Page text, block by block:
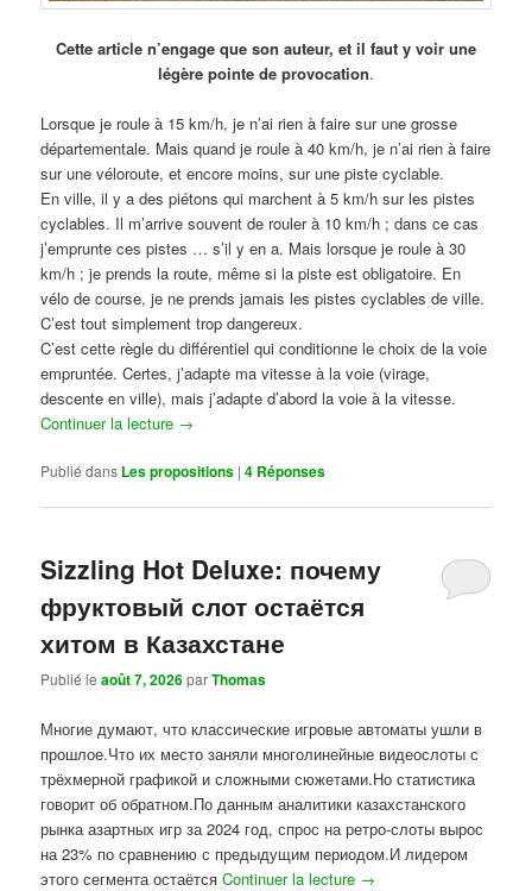
Cette article n’engage que son auteur, et il faut y voir une
légère pointe de provocation.
Lorsque je roule à 15 km/h, je n’ai rien à faire sur une grosse
départementale. Mais quand je roule à 40 km/h, je n’ai rien à faire
sur une véloroute, et encore moins, sur une piste cyclable.
En ville, il y a des piétons qui marchent à 5 km/h sur les pistes
cyclables. Il m’arrive souvent de rouler à 10 km/h ; dans ce cas
j’emprunte ces pistes … s’il y en a. Mais lorsque je roule à 30
km/h ; je prends la route, même si la piste est obligatoire. En
vélo de course, je ne prends jamais les pistes cyclables de ville.
C’est tout simplement trop dangereux.
C’est cette règle du différentiel qui conditionne le choix de la voie
empruntée. Certes, j’adapte ma vitesse à la voie (virage,
descente en ville), mais j’adapte d’abord la voie à la vitesse.
Continuer la lecture →
Publié dans Les propositions |4 Réponses
Sizzling Hot Deluxe: почему
фруктовый слот остаётся
хитом в Казахстане
Publié leaoût 7, 2026parThomas
Многие думают, что классические игровые автоматы ушли в
прошлое.Что их место заняли многолинейные видеослоты с
трёхмерной графикой и сложными сюжетами.Но статистика
говорит об обратном.По данным аналитики казахстанского
рынка азартных игр за 2024 год, спрос на ретро-слоты вырос
на 23% по сравнению с предыдущим периодом.И лидером
этого сегмента остаётсяContinuer la lecture →